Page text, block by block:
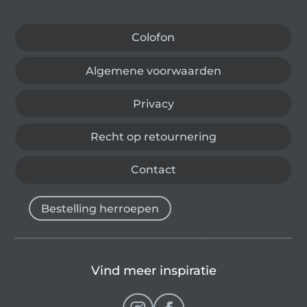
Colofon
Algemene voorwaarden
Privacy
Recht op retournering
Contact
Bestelling herroepen
Vind meer inspiratie